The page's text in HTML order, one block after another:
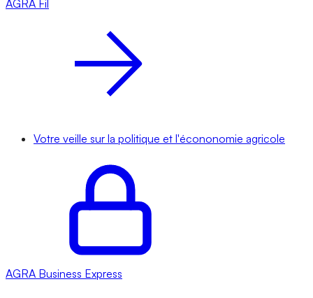
AGRA Fil
Votre veille sur la politique et l'écononomie agricole
AGRA Business Express